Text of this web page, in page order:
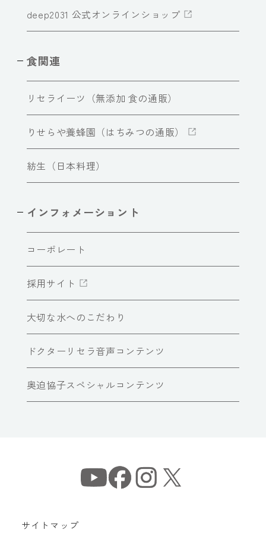
deep2031 公式オンラインショップ
食関連
リセライーツ（無添加 食の通販）
りせらや養蜂園（はちみつの通販）
紡生（日本料理）
インフォメーショント
コーポレート
採用サイト
大切な水へのこだわり
ドクターリセラ音声コンテンツ
奥迫協子スペシャルコンテンツ
サイトマップ